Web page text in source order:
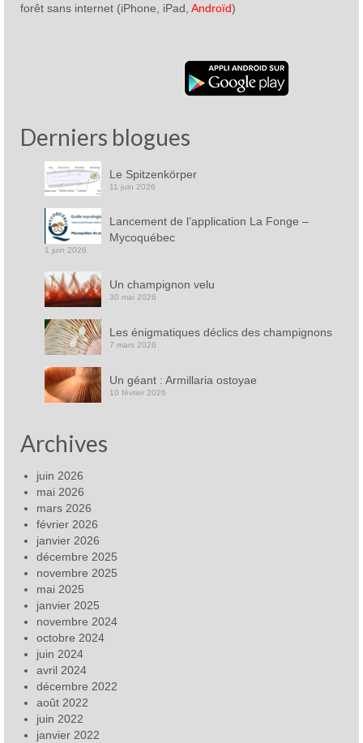
forêt sans internet (iPhone, iPad, Androïd)
Derniers blogues
Le Spitzenkörper
11 juin 2026
Lancement de l’application La Fonge –
Mycoquébec
1 juin 2026
Un champignon velu
30 mai 2026
Les énigmatiques déclics des champignons
7 mars 2026
Un géant : Armillaria ostoyae
10 février 2026
Archives
juin 2026
mai 2026
mars 2026
février 2026
janvier 2026
décembre 2025
novembre 2025
mai 2025
janvier 2025
novembre 2024
octobre 2024
juin 2024
avril 2024
décembre 2022
août 2022
juin 2022
janvier 2022